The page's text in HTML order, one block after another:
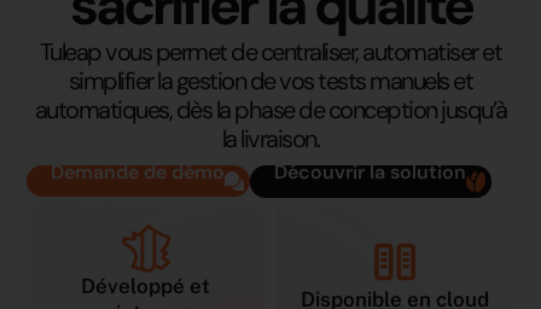
Tuleap vous permet de centraliser, automatiser et
simplifier la gestion de vos tests manuels et
automatiques, dès la phase de conception jusqu’à
la livraison.
Demande de démo Découvrir la solution
Développé et
Disponible en cloud